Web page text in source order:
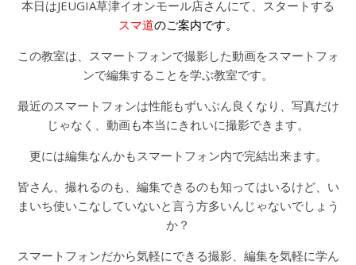
本日はJEUGIA草津イオンモール店さんにて、スタートする
スマ道のご案内です。
この教室は、スマートフォンで撮影した動画をスマートフォ
ンで編集することを学ぶ教室です。
最近のスマートフォンは性能もずいぶん良くなり、写真だけ
じゃなく、動画も本当にきれいに撮影できます。
更には編集なんかもスマートフォン内で完結出来ます。
皆さん、撮れるのも、編集できるのも知ってはいるけど、い
まいち使いこなしていないと言う方多いんじゃないでしょう
か？
スマートフォンだから気軽にできる撮影、編集を気軽に学ん